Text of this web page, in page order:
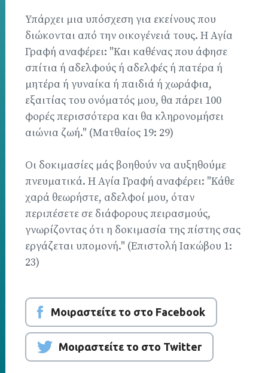
Υπάρχει μια υπόσχεση για εκείνους που
διώκονται από την οικογένειά τους. Η Αγία
Γραφή αναφέρει: "Και καθένας που άφησε
σπίτια ή αδελφούς ή αδελφές ή πατέρα ή
μητέρα ή γυναίκα ή παιδιά ή χωράφια,
εξαιτίας του ονόματός μου, θα πάρει 100
φορές περισσότερα και θα κληρονομήσει
αιώνια ζωή." (Ματθαίος 19: 29)
Οι δοκιμασίες μάς βοηθούν να αυξηθούμε
πνευματικά. Η Αγία Γραφή αναφέρει: "Κάθε
χαρά θεωρήστε, αδελφοί μου, όταν
περιπέσετε σε διάφορους πειρασμούς,
γνωρίζοντας ότι η δοκιμασία της πίστης σας
εργάζεται υπομονή." (Επιστολή Ιακώβου 1:
23)
Μοιραστείτε το στο Facebook
Μοιραστείτε το στο Twitter